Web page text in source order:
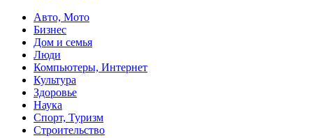
Авто, Мото
Бизнес
Дом и семья
Люди
Компьютеры, Интернет
Культура
Здоровье
Наука
Спорт, Туризм
Строительство